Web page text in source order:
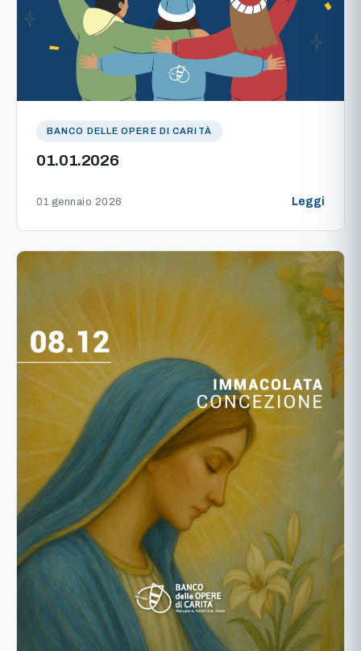
BANCO DELLE OPERE DI CARITÀ
01.01.2026
01 gennaio 2026 Leggi